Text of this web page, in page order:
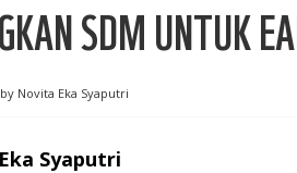
SDM UNTUK
by Novita Eka Syaputri
Syaputri